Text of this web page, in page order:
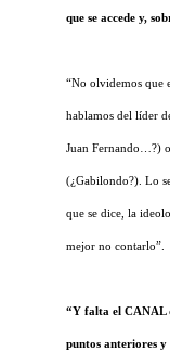
que se accede y,
“No olvidemos que
hablamos del líder
Juan Fernando…?)
(¿Gabilondo?). Lo
que se dice, la
mejor no contarlo”.
“Y falta el CANAL
puntos anteriores